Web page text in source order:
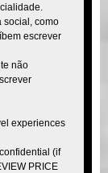
social, como
escrever
não
experiences
(if
PRICE